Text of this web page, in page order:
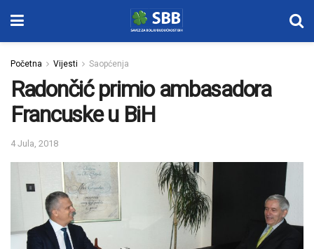
Početna Vijesti Saopćenja
Radončić primio ambasadora
Francuske u BiH
4 Jula, 2018